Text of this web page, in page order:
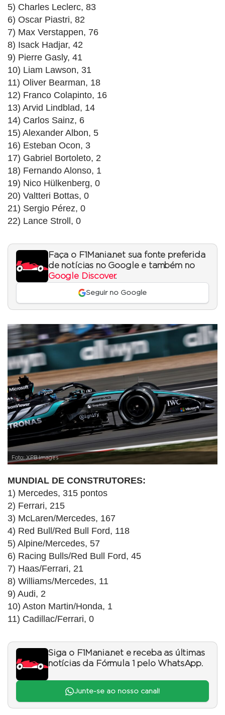
5) Charles Leclerc, 83
6) Oscar Piastri, 82
7) Max Verstappen, 76
8) Isack Hadjar, 42
9) Pierre Gasly, 41
10) Liam Lawson, 31
11) Oliver Bearman, 18
12) Franco Colapinto, 16
13) Arvid Lindblad, 14
14) Carlos Sainz, 6
15) Alexander Albon, 5
16) Esteban Ocon, 3
17) Gabriel Bortoleto, 2
18) Fernando Alonso, 1
19) Nico Hülkenberg, 0
20) Valtteri Bottas, 0
21) Sergio Pérez, 0
22) Lance Stroll, 0
Faça o F1Mania.net sua fonte preferida
de notícias no Google e também no
Google Discover.
Seguir no Google
Foto: XPB Images
MUNDIAL DE CONSTRUTORES:
1) Mercedes, 315 pontos
2) Ferrari, 215
3) McLaren/Mercedes, 167
4) Red Bull/Red Bull Ford, 118
5) Alpine/Mercedes, 57
6) Racing Bulls/Red Bull Ford, 45
7) Haas/Ferrari, 21
8) Williams/Mercedes, 11
9) Audi, 2
10) Aston Martin/Honda, 1
11) Cadillac/Ferrari, 0
Siga o F1Mania.net e receba as últimas
notícias da Fórmula 1 pelo WhatsApp.
Junte-se ao nosso canal!